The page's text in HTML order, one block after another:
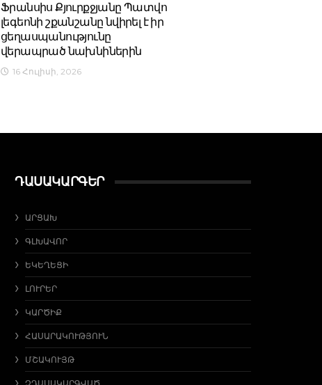
Ֆրանսիս Քյուրքջյանը Պատվո
լեգեոնի շքանշանը նվիրել է իր
ցեղասպանությունը
վերապրած նախնիներին
16 Հուլիսի, 2026
ԴԱՍԱԿԱՐԳԵՐ
ԱՐՑԱԽ
ԳԼԽԱՎՈՐ
ԵԿԵՂԵՑԻ
ԼՈՒՐԵՐ
ԿԱՐԾԻՔ
ՀԱՍԱՐԱԿՈՒԹՅՈՒՆ
ՄՇԱԿՈՒՅԹ